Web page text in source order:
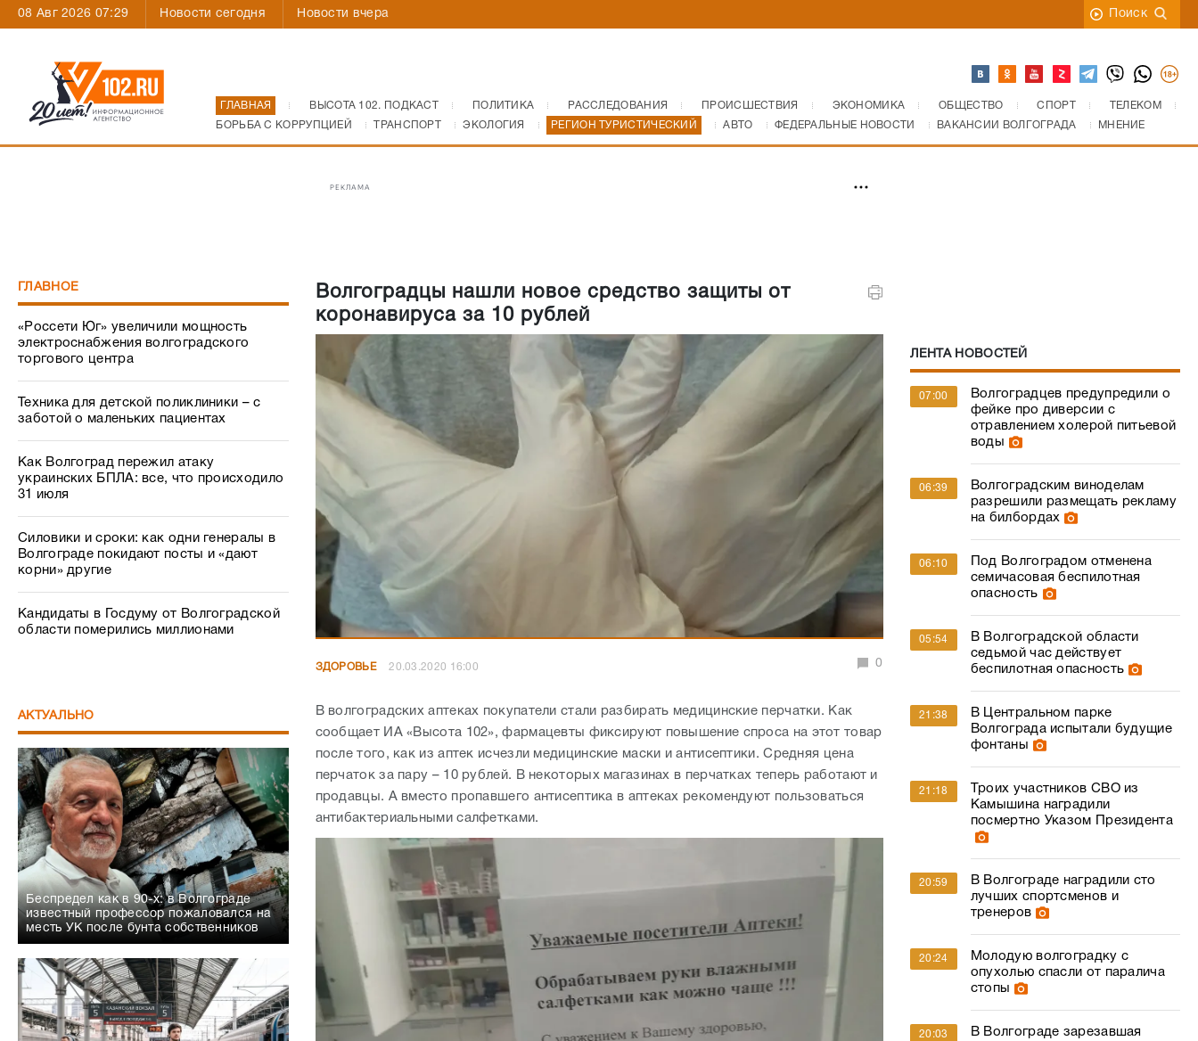
08 Авг 2026 07:29 Новости сегодня Новости вчера Поиск
ГЛАВНАЯ ВЫСОТА 102. ПОДКАСТ ПОЛИТИКА РАССЛЕДОВАНИЯ ПРОИСШЕСТВИЯ ЭКОНОМИКА ОБЩЕСТВО СПОРТ
ТЕЛЕКОМ
БОРЬБА С КОРРУПЦИЕЙ
ТРАНСПОРТ ЭКОЛОГИЯ РЕГИОН ТУРИСТИЧЕСКИЙ АВТО ФЕДЕРАЛЬНЫЕ НОВОСТИ ВАКАНСИИ ВОЛГОГРАДА МНЕНИЕ
РЕКЛАМА
ГЛАВНОЕ
«Россети Юг» увеличили мощность
электроснабжения волгоградского
торгового центра
Техника для детской поликлиники – с
заботой о маленьких пациентах
Как Волгоград пережил атаку
украинских БПЛА: все, что происходило
31 июля
Силовики и сроки: как одни генералы в
Волгограде покидают посты и «дают
корни» другие
Кандидаты в Госдуму от Волгоградской
области померились миллионами
АКТУАЛЬНО
Беспредел как в 90-х: в Волгограде
известный профессор пожаловался на
месть УК после бунта собственников
Волгоградцы нашли новое средство защиты от
коронавируса за 10 рублей
ЗДОРОВЬЕ 20.03.2020 16:00 0
В волгоградских аптеках покупатели стали разбирать медицинские перчатки. Как
сообщает ИА «Высота 102», фармацевты фиксируют повышение спроса на этот товар
после того, как из аптек исчезли медицинские маски и антисептики. Средняя цена
перчаток за пару – 10 рублей. В некоторых магазинах в перчатках теперь работают и
продавцы. А вместо пропавшего антисептика в аптеках рекомендуют пользоваться
антибактериальными салфетками.
ЛЕНТА НОВОСТЕЙ
07:00
Волгоградцев предупредили о
фейке про диверсии с
отравлением холерой питьевой
воды
06:39
Волгоградским виноделам
разрешили размещать рекламу
на билбордах
06:10
Под Волгоградом отменена
семичасовая беспилотная
опасность
05:54
В Волгоградской области
седьмой час действует
беспилотная опасность
21:38
В Центральном парке
Волгограда испытали будущие
фонтаны
21:18
Троих участников СВО из
Камышина наградили
посмертно Указом Президента
20:59
В Волгограде наградили сто
лучших спортсменов и
тренеров
20:24
Молодую волгоградку с
опухолью спасли от паралича
стопы
20:03
В Волгограде зарезавшая